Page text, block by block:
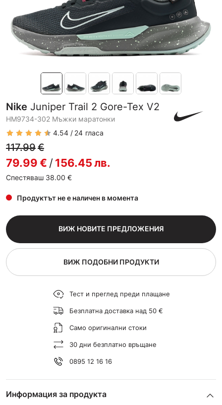
Nike Juniper Trail 2 Gore-Tex V2
HM9734-302 Мъжки маратонки
4.54
24 гласа
117.99€
79.99€ /156.45лв.
Спестяваш 38.00 €
Продуктът не е наличен в момента
ВИЖ НОВИТЕ ПРЕДЛОЖЕНИЯ
ВИЖ ПОДОБНИ ПРОДУКТИ
Тест и преглед преди плащане
Безплатна доставка над 50 €
Само оригинални стоки
30 дни безплатно връщане
0895 12 16 16
Информация за продукта